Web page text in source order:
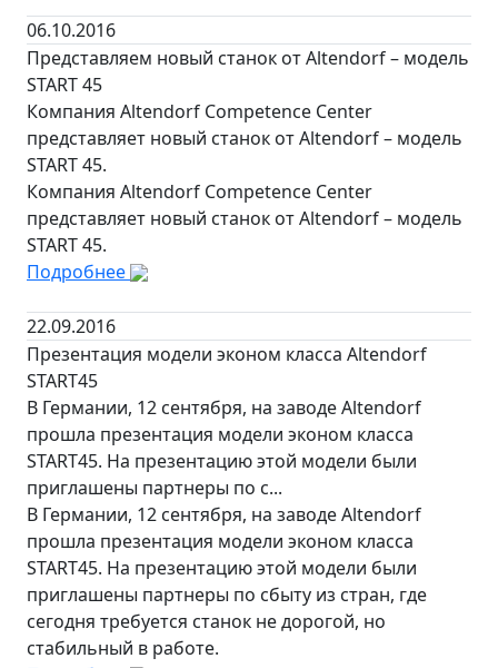
06.10.2016
Представляем новый станок от Altendorf – модель
START 45
Компания Altendorf Competence Center
представляет новый станок от Altendorf – модель
START 45.
Компания Altendorf Competence Center
представляет новый станок от Altendorf – модель
START 45.
Подробнее
22.09.2016
Презентация модели эконом класса Altendorf
START45
В Германии, 12 сентября, на заводе Altendorf
прошла презентация модели эконом класса
START45. На презентацию этой модели были
приглашены партнеры по с...
В Германии, 12 сентября, на заводе Altendorf
прошла презентация модели эконом класса
START45. На презентацию этой модели были
приглашены партнеры по сбыту из стран, где
сегодня требуется станок не дорогой, но
стабильный в работе.